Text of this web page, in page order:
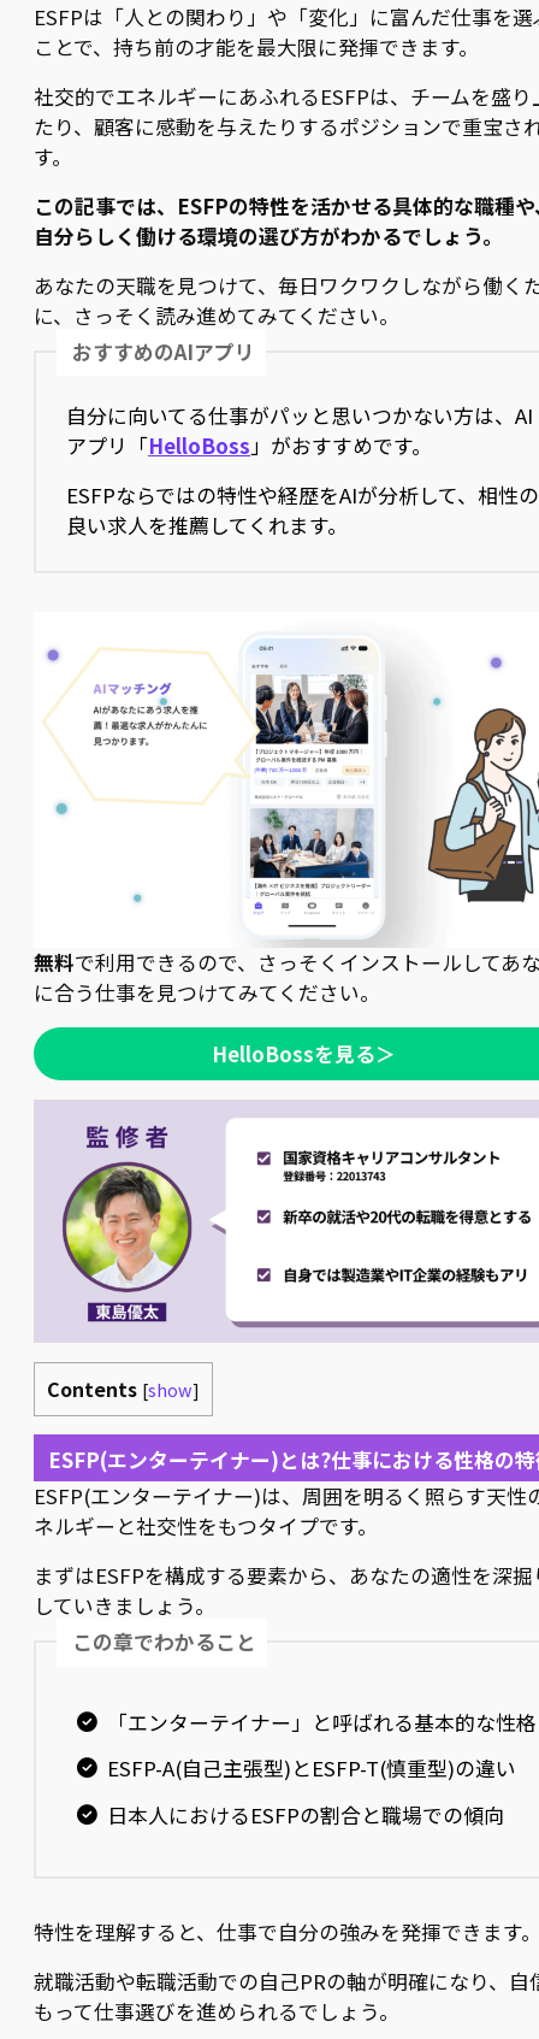
ESFPは「人との関わり」や「変化」に富んだ仕事を選
ことで、持ち前の才能を最大限に発揮できます。
社交的でエネルギーにあふれるESFPは、チームを盛り
たり、顧客に感動を与えたりするポジションで重宝さ
す。
この記事では、ESFPの特性を活かせる具体的な職種
自分らしく働ける環境の選び方がわかるでしょう。
あなたの天職を見つけて、毎日ワクワクしながら働く
に、さっそく読み進めてみてください。
おすすめのAIアプリ
自分に向いてる仕事がパッと思いつかない方は、AI
アプリ「HelloBoss 」がおすすめです。
ESFPならではの特性や経歴をAIが分析して、相性の
良い求人を推薦してくれます。
無料で利用できるので、さっそくインストールしてあ
に合う仕事を見つけてみてください。
HelloBossを見る＞
Contents [show]
ESFP(エンターテイナー)とは?仕事における性格の
ESFP(エンターテイナー)は、周囲を明るく照らす天性
ネルギーと社交性をもつタイプです。
まずはESFPを構成する要素から、あなたの適性を深掘
していきましょう。
この章でわかること
「エンターテイナー」と呼ばれる基本的な性格
ESFP-A(自己主張型)とESFP-T(慎重型)の違い
日本人におけるESFPの割合と職場での傾向
特性を理解すると、仕事で自分の強みを発揮できます
就職活動や転職活動での自己PRの軸が明確になり、自
もって仕事選びを進められるでしょう。